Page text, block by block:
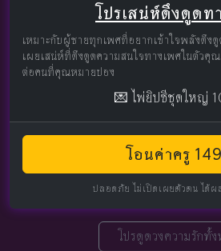
โปรเสน่ห์ดึงดูดท
เหมาะกับผู้ชายทุกเพศที่อยากเข้าใจพลังดึง
เผยเสน่ห์ที่ดึงดูดความสนใจทางเพศในตัวคุ
ต่อคนที่คุณหมายปอง
💌 ไพ่ยิปซีชุดใหญ่
โอนค่าครู
ปลอดภัย ไม่เปิดเผยตัวตน ได้ผ
โปรดูดวงความรักทั้